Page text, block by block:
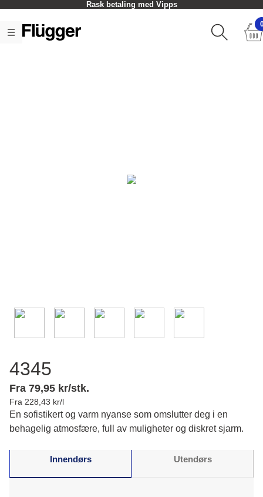
Rask betaling med Vipps
4345
Fra 79,95 kr/stk.
Fra 228,43 kr/l
En sofistikert og varm nyanse som omslutter deg i en
behagelig atmosfære, full av muligheter og diskret sjarm.
Innendørs Utendørs